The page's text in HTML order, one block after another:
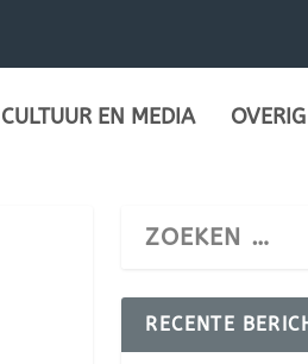
CULTUUR EN MEDIA OVERIG
RECENTE